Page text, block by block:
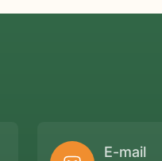
E-mail